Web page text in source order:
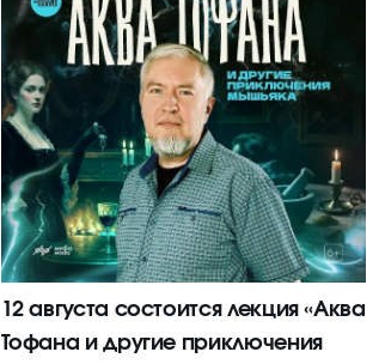
12 августа состоится лекция «Аква
Тофана и другие приключения